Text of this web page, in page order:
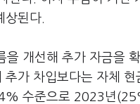
상된다.
을 개선해 추가 자금을
가 차입보다는 자체
수준으로 2023년